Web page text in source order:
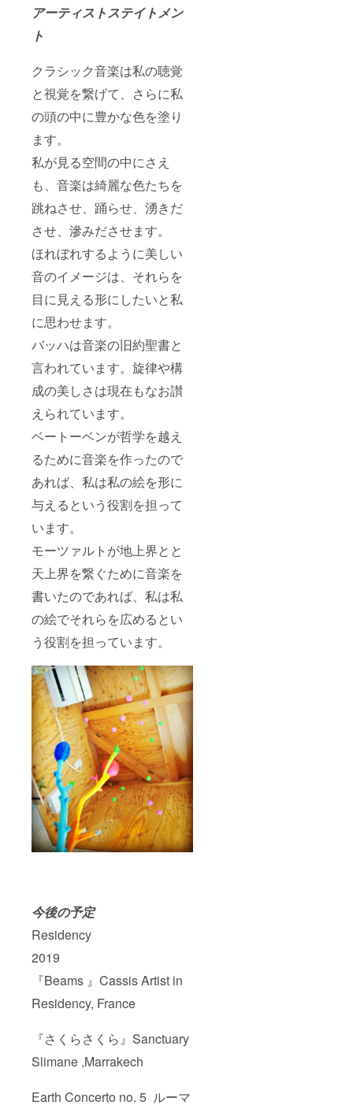
アーティストステイトメン
ト
クラシック音楽は私の聴覚
と視覚を繋げて、さらに私
の頭の中に豊かな色を塗り
ます。
私が見る空間の中にさえ
も、音楽は綺麗な色たちを
跳ねさせ、踊らせ、湧きだ
させ、滲みださせます。
ほれぼれするように美しい
音のイメージは、それらを
目に見える形にしたいと私
に思わせます。
バッハは音楽の旧約聖書と
言われています。旋律や構
成の美しさは現在もなお讃
えられています。
ベートーベンが哲学を越え
るために音楽を作ったので
あれば、私は私の絵を形に
与えるという役割を担って
います。
モーツァルトが地上界とと
天上界を繋ぐために音楽を
書いたのであれば、私は私
の絵でそれらを広めるとい
う役割を担っています。
今後の予定
Residency
2019
『Beams 』Cassis Artist in
Residency, France
『さくらさくら』Sanctuary
Slimane ,Marrakech
Earth Concerto no. 5 ルーマ